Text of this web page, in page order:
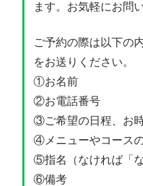
ます。お気軽にお問
ご予約の際は以下の
をお送りください。
①お名前
②お電話番号
③ご希望の日程、お
④メニューやコース
⑤指名（なければ「
⑥備考